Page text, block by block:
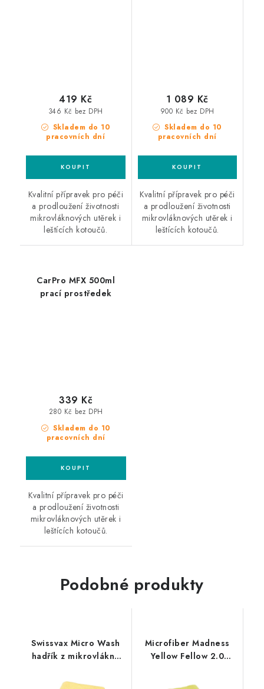
Skladem do 10
pracovních dní
346 Kč bez DPH
419 Kč
Kvalitní přípravek pro péči
a prodloužení životnosti
mikrovláknových utěrek i
leštících kotoučů.
Skladem do 10
pracovních dní
900 Kč bez DPH
1 089 Kč
Kvalitní přípravek pro péči
a prodloužení životnosti
mikrovláknových utěrek i
leštících kotoučů.
CarPro MFX 500ml
prací prostředek
Skladem do 10
pracovních dní
280 Kč bez DPH
339 Kč
Kvalitní přípravek pro péči
a prodloužení životnosti
mikrovláknových utěrek i
leštících kotoučů.
Podobné produkty
Swissvax Micro Wash
hadřík z mikrovlákna
Microfiber Madness
Yellow Fellow 2.0
mikrovláknová utěrka